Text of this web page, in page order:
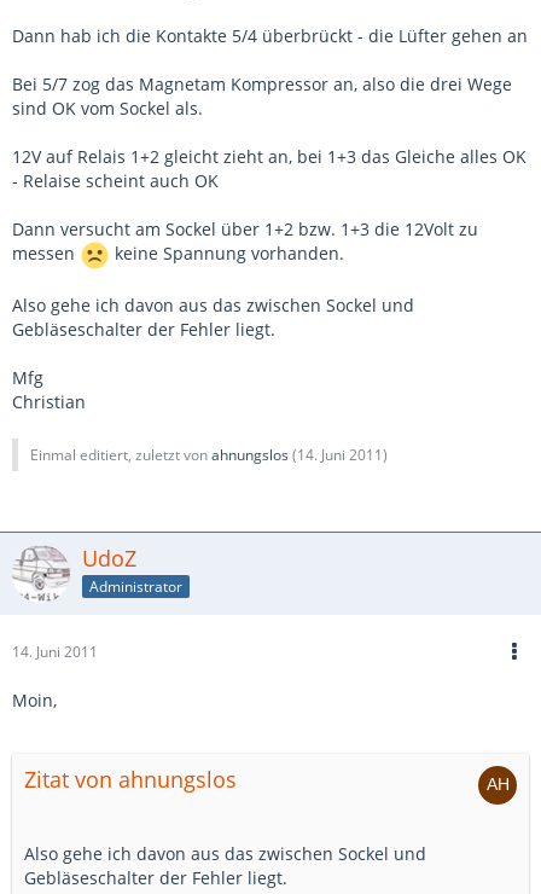
Dann hab ich die Kontakte 5/4 überbrückt - die Lüfter gehen an
Bei 5/7 zog das Magnetam Kompressor an, also die drei Wege
sind OK vom Sockel als.
12V auf Relais 1+2 gleicht zieht an, bei 1+3 das Gleiche alles OK
- Relaise scheint auch OK
Dann versucht am Sockel über 1+2 bzw. 1+3 die 12Volt zu
messen
keine Spannung vorhanden.
Also gehe ich davon aus das zwischen Sockel und
Gebläseschalter der Fehler liegt.
Mfg
Christian
Einmal editiert, zuletzt vonahnungslos (14. Juni 2011)
UdoZ
Administrator
14. Juni 2011
Moin,
Zitat von ahnungslos
Also gehe ich davon aus das zwischen Sockel und
Gebläseschalter der Fehler liegt.